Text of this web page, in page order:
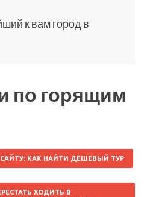
к вам город в
по горящим
КАК НАЙТИ ДЕШЕВЫЙ ТУР
ХОДИТЬ В